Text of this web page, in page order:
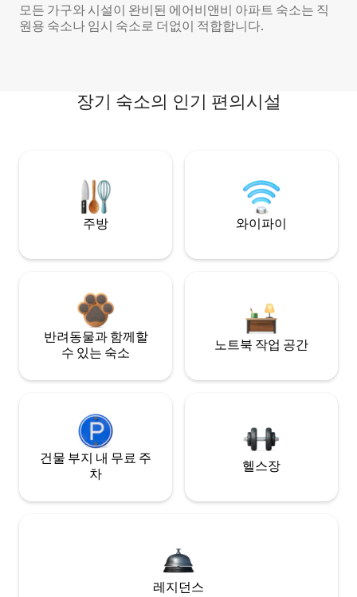
모든 가구와 시설이 완비된 에어비앤비 아파트 숙소는 직
원용 숙소나 임시 숙소로 더없이 적합합니다.
장기 숙소의 인기 편의시설
주방 와이파이
반려동물과 함께할
수 있는 숙소
노트북 작업 공간
건물 부지 내 무료 주
차
헬스장
레지던스